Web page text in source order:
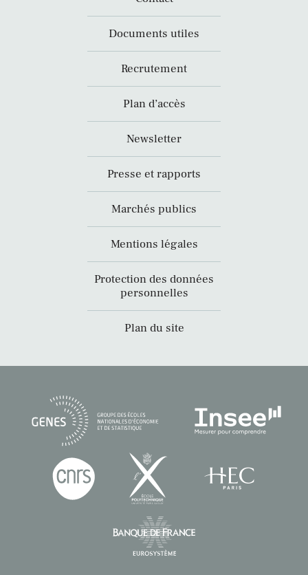
Documents utiles
Recrutement
Plan d’accès
Newsletter
Presse et rapports
Marchés publics
Mentions légales
Protection des données
personnelles
Plan du site